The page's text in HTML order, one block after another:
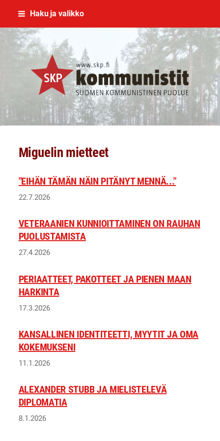
Siirry
sisältöön
Haku ja valikko
SKP Jyväskylä
Miguelin mietteet
"EIHÄN TÄMÄN NÄIN PITÄNYT MENNÄ..."
22.7.2026
VETERAANIEN KUNNIOITTAMINEN ON RAUHAN
PUOLUSTAMISTA
27.4.2026
PERIAATTEET, PAKOTTEET JA PIENEN MAAN
HARKINTA
17.3.2026
KANSALLINEN IDENTITEETTI, MYYTIT JA OMA
KOKEMUKSENI
11.1.2026
ALEXANDER STUBB JA MIELISTELEVÄ
DIPLOMATIA
8.1.2026